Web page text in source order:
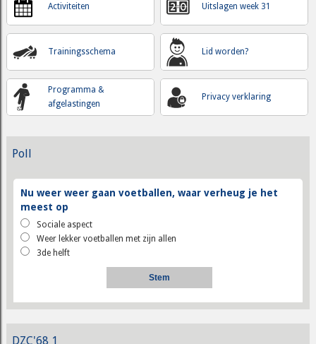
Activiteiten
Trainingsschema
Programma &
afgelastingen
Uitslagen week 31
Lid worden?
Privacy verklaring
Poll
Nu weer weer gaan voetballen, waar verheug je het
meest op
Sociale aspect
Weer lekker voetballen met zijn allen
3de helft
DZC'68 1